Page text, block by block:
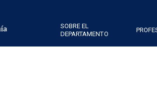
SOBRE EL
DEPARTAMENTO